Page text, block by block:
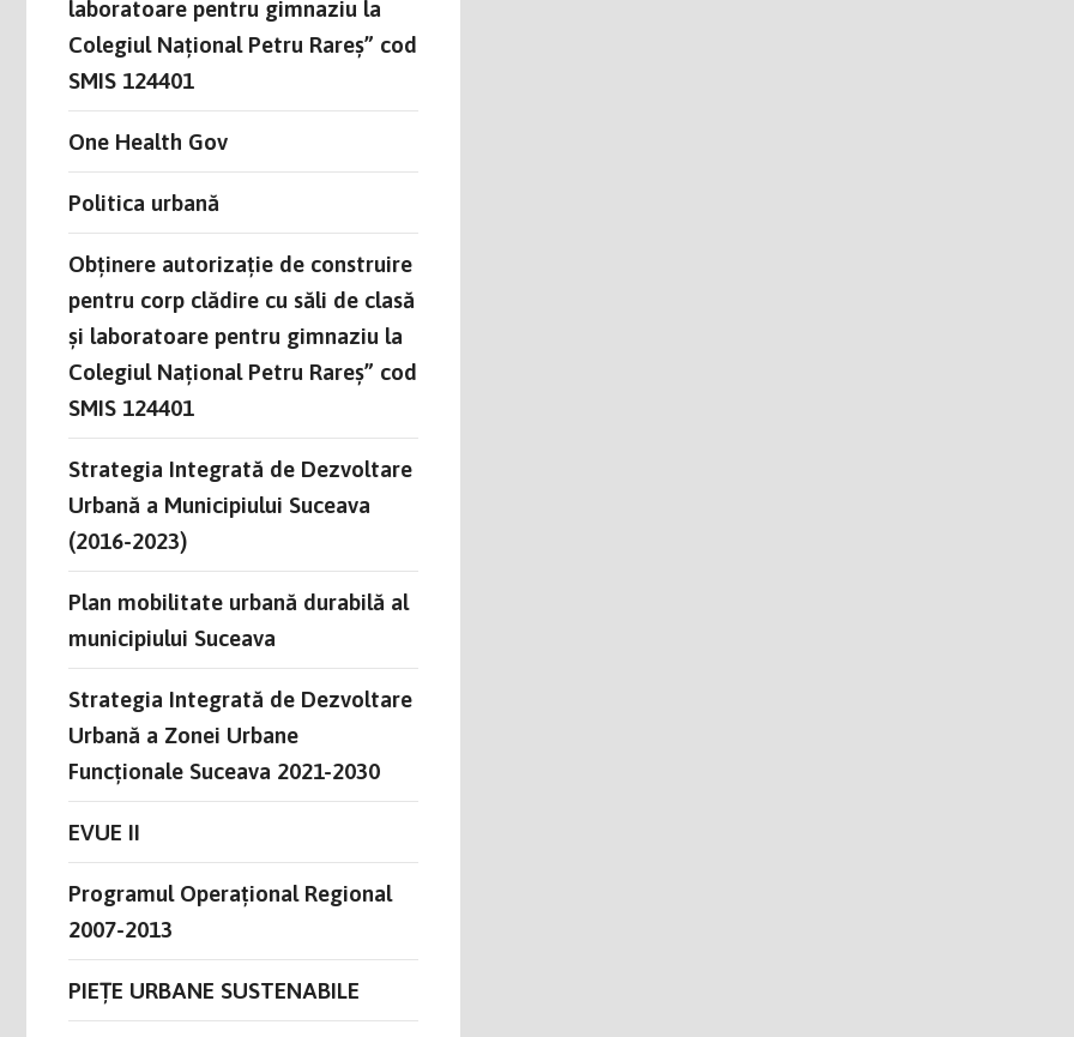
laboratoare pentru gimnaziu la
Colegiul Național Petru Rareș” cod
SMIS 124401
One Health Gov
Politica urbană
Obținere autorizație de construire
pentru corp clădire cu săli de clasă
și laboratoare pentru gimnaziu la
Colegiul Național Petru Rareș” cod
SMIS 124401
Strategia Integrată de Dezvoltare
Urbană a Municipiului Suceava
(2016-2023)
Plan mobilitate urbană durabilă al
municipiului Suceava
Strategia Integrată de Dezvoltare
Urbană a Zonei Urbane
Funcționale Suceava 2021-2030
EVUE II
Programul Operațional Regional
2007-2013
PIEȚE URBANE SUSTENABILE